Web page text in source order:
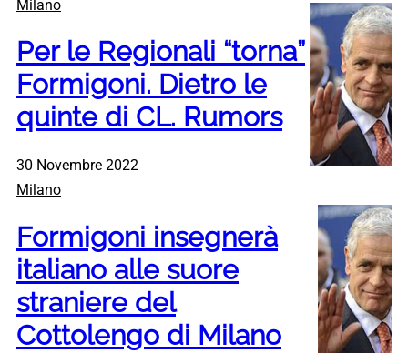
Milano
Per le Regionali “torna”
Formigoni. Dietro le
quinte di CL. Rumors
30 Novembre 2022
Milano
Formigoni insegnerà
italiano alle suore
straniere del
Cottolengo di Milano